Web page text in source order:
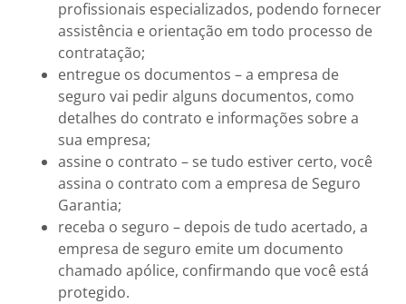
profissionais especializados, podendo fornecer
assistência e orientação em todo processo de
contratação;
entregue os documentos – a empresa de
seguro vai pedir alguns documentos, como
detalhes do contrato e informações sobre a
sua empresa;
assine o contrato – se tudo estiver certo, você
assina o contrato com a empresa de Seguro
Garantia;
receba o seguro – depois de tudo acertado, a
empresa de seguro emite um documento
chamado apólice, confirmando que você está
protegido.